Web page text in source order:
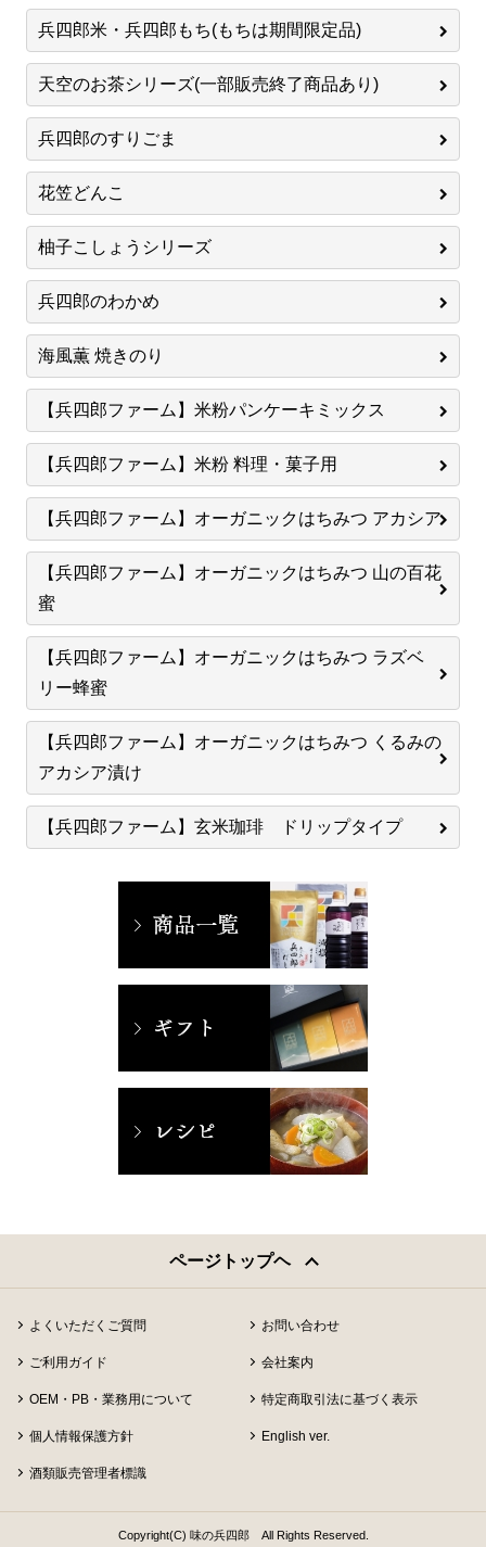
兵四郎米・兵四郎もち(もちは期間限定品)
天空のお茶シリーズ(一部販売終了商品あり)
兵四郎のすりごま
花笠どんこ
柚子こしょうシリーズ
兵四郎のわかめ
海風薫 焼きのり
【兵四郎ファーム】米粉パンケーキミックス
【兵四郎ファーム】米粉 料理・菓子用
【兵四郎ファーム】オーガニックはちみつ アカシア
【兵四郎ファーム】オーガニックはちみつ 山の百花
蜜
【兵四郎ファーム】オーガニックはちみつ ラズベ
リー蜂蜜
【兵四郎ファーム】オーガニックはちみつ くるみの
アカシア漬け
【兵四郎ファーム】玄米珈琲 ドリップタイプ
ページトップヘ
よくいただくご質問 お問い合わせ
ご利用ガイド 会社案内
OEM・PB・業務用について 特定商取引法に基づく表示
個人情報保護方針 English ver.
酒類販売管理者標識
Copyright(C) 味の兵四郎 All Rights Reserved.